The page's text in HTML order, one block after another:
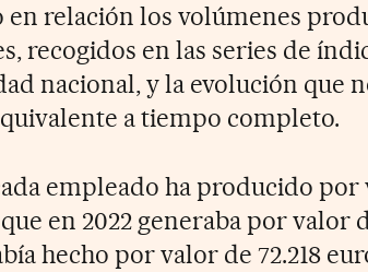
relación los volúmenes
recogidos en las series de
nacional, y la evolución que
a tiempo completo.
empleado ha producido por
en 2022 generaba por valor
hecho por valor de 72.218